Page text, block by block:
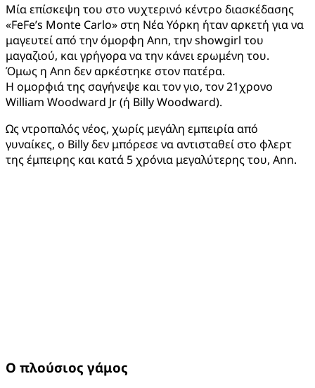
Μία επίσκεψη του στο νυχτερινό κέντρο διασκέδασης
«FeFe’s Monte Carlo» στη Νέα Υόρκη ήταν αρκετή για να
μαγευτεί από την όμορφη Ann, την showgirl του
μαγαζιού, και γρήγορα να την κάνει ερωμένη του.
Όμως η Ann δεν αρκέστηκε στον πατέρα.
Η ομορφιά της σαγήνεψε και τον γιο, τον 21χρονο
William Woodward Jr (ή Billy Woodward).
Ως ντροπαλός νέος, χωρίς μεγάλη εμπειρία από
γυναίκες, ο Billy δεν μπόρεσε να αντισταθεί στο φλερτ
της έμπειρης και κατά 5 χρόνια μεγαλύτερης του, Ann.
Ο πλούσιος γάμος